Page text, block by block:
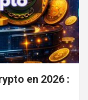
en 2026 :